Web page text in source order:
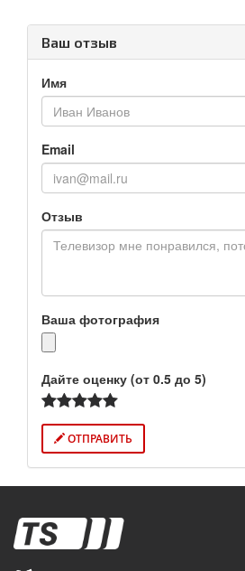
Ваш отзыв
Имя
Email
Отзыв
Ваша фотография
Дайте оценку (от 0.5 до 5)
ОТПРАВИТЬ